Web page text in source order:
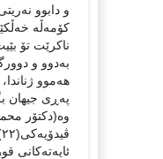
و دابوو
کۆمەڵە
ناکرێت تۆ
بەدوو و
هەموو
پەڕی جیهان
وە(دکتۆر
ئایەتەکانی